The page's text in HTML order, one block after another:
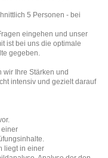
5 Personen - bei
eingehen und unser
ist bei uns die optimale
gegeben.
wir Ihre Stärken und
intensiv und gezielt darauf
einer
liegt in einer